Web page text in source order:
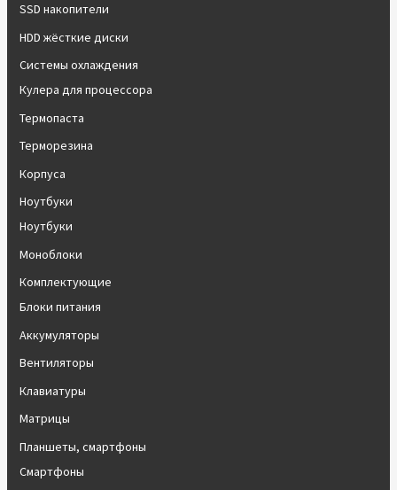
SSD накопители
HDD жёсткие диски
Системы охлаждения
Кулера для процессора
Термопаста
Терморезина
Корпуса
Ноутбуки
Ноутбуки
Моноблоки
Комплектующие
Блоки питания
Аккумуляторы
Вентиляторы
Клавиатуры
Матрицы
Планшеты, смартфоны
Смартфоны